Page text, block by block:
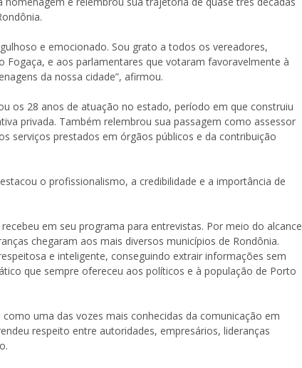
e emocionado. Sou grato a todos os vereadores,
e aos parlamentares que votaram favoravelmente à
da nossa cidade”, afirmou.
os 28 anos de atuação no estado, período em que construiu
privada. Também relembrou sua passagem como assessor
serviços prestados em órgãos públicos e da contribuição
o profissionalismo, a credibilidade e a importância de
em seu programa para entrevistas. Por meio do alcance
chegaram aos mais diversos municípios de Rondônia.
e inteligente, conseguindo extrair informações sem
que sempre ofereceu aos políticos e à população de Porto
uma das vozes mais conhecidas da comunicação em
respeito entre autoridades, empresários, lideranças